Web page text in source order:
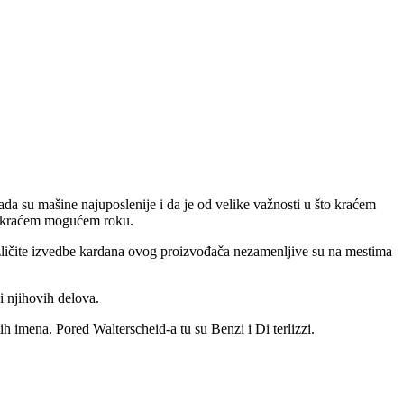
su mašine najuposlenije i da je od velike važnosti u što kraćem
mogućem roku.
izvedbe kardana ovog proizvođača nezamenljive su na mestima
njihovih delova.
imena. Pored Walterscheid-a tu su Benzi i Di terlizzi.